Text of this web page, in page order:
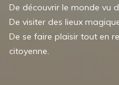
De découvrir le monde vu
De visiter des lieux
De se faire plaisir tout en
citoyenne.